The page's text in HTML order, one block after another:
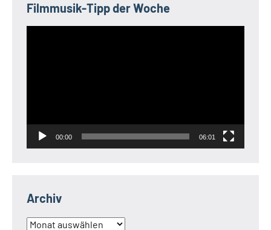
Filmmusik-Tipp der Woche
00:00 06:01
Archiv
Archiv